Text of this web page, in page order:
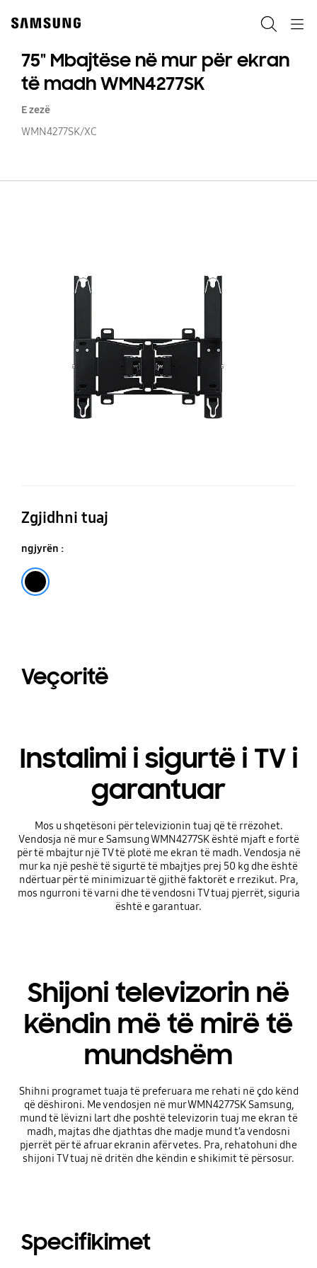
content
75" Mbajtëse në mur për ekran
të madh WMN4277SK
E zezë
WMN4277SK/XC
Zgjidhni tuaj
ngjyrën :
Veçoritë
Instalimi i sigurtë i TV i
garantuar
Mos u shqetësoni për televizionin tuaj që të rrëzohet.
Vendosja në mur e Samsung WMN4277SK është mjaft e fortë
për të mbajtur një TV të plotë me ekran të madh. Vendosja në
mur ka një peshë të sigurtë të mbajtjes prej 50 kg dhe është
ndërtuar për të minimizuar të gjithë faktorët e rrezikut. Pra,
mos ngurroni të varni dhe të vendosni TV tuaj pjerrët, siguria
është e garantuar.
Shijoni televizorin në
këndin më të mirë të
mundshëm
Shihni programet tuaja të preferuara me rehati në çdo kënd
që dëshironi. Me vendosjen në mur WMN4277SK Samsung,
mund të lëvizni lart dhe poshtë televizorin tuaj me ekran të
madh, majtas dhe djathtas dhe madje mund t’a vendosni
pjerrët për të afruar ekranin afër vetes. Pra, rehatohuni dhe
shijoni TV tuaj në dritën dhe këndin e shikimit të përsosur.
Specifikimet